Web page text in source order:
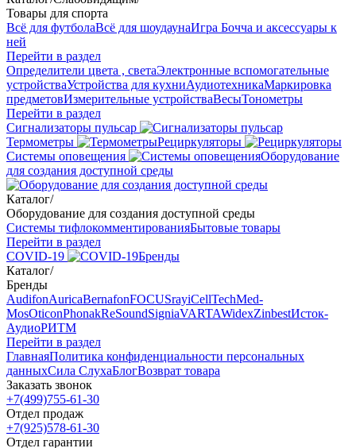
Товары для спорта
Всё для футболаВсё для шоудаунаИгра Бочча и аксессуары к
ней
Перейти в раздел
Определители цвета , светаЭлектронные вспомогательные
устройстваУстройства для кухниАудиотехникаМаркировка
предметовИзмерительные устройстваВесыТонометры
Перейти в раздел
Сигнализаторы пульсар
Термометры
Рециркуляторы
Cистемы оповещения
Оборудование
для создания доступной среды
Каталог/
Оборудование для создания доступной среды
Системы тифлокомментированияБытовые товары
Перейти в раздел
COVID-19
Бренды
Каталог/
Бренды
AudifonAuricaBernafonFOCUSrayiCellTechMed-
MosOticonPhonakReSoundSigniaVARTAWidexZinbestИсток-
АудиоРИТМ
Перейти в раздел
ГлавнаяПолитика конфиденциальности персональных
данныхСила СлухаБлогВозврат товара
Заказать звонок
+7(499)755-61-30
Отдел продаж
+7(925)578-61-30
Отдел гарантии